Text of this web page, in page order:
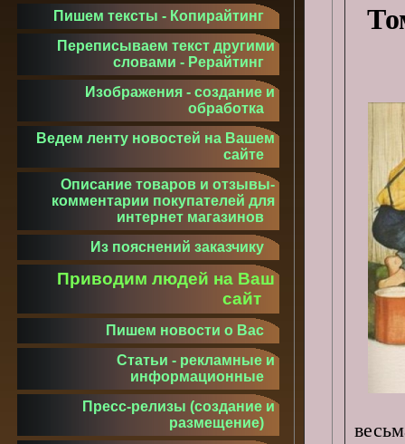
Пишем тексты - Копирайтинг
Переписываем текст другими
словами - Рерайтинг
Изображения - создание и
обработка
Ведем ленту новостей на Вашем
сайте
Описание товаров и отзывы-
комментарии покупателей для
интернет магазинов
Из пояснений заказчику
Приводим людей на Ваш
сайт
Пишем новости о Вас
Статьи - рекламные и
информационные
Пресс-релизы (создание и
размещение)